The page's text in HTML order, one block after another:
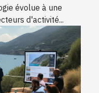
évolue à une
d'activité...